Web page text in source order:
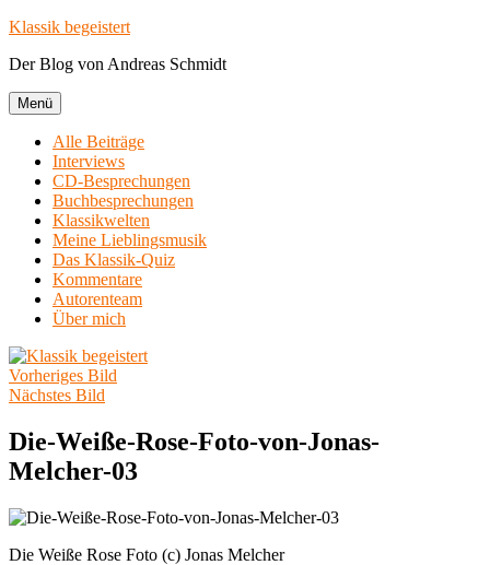
Zum
springen
Klassik begeistert
Der Blog von Andreas Schmidt
Menü
Alle Beiträge
Interviews
CD-Besprechungen
Buchbesprechungen
Klassikwelten
Meine Lieblingsmusik
Das Klassik-Quiz
Kommentare
Autorenteam
Über mich
Vorheriges Bild
Nächstes Bild
Die-Weiße-Rose-Foto-von-Jonas-
Melcher-03
Die Weiße Rose Foto (c) Jonas Melcher